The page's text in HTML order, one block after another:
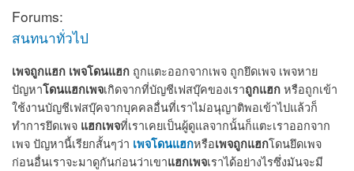
Forums:
สนทนาทั่วไป
เพจถูกแฮก เพจโดนแฮก ถูกแตะออกจากเพจ ถูกยึดเพจ เพจหาย
ปัญหาโดนแฮกเพจเกิดจากที่บัญชีเฟสบุ๊คของเราถูกแฮก หรือถูกเข้า
ใช้งานบัญชีเฟสบุ๊คจากบุคคลอื่นที่เราไม่อนุญาติพอเข้าไปแล้วก็
ทำการยึดเพจ แฮกเพจที่เราเคยเป็นผู้ดูแลจากนั้นก็แตะเราออกจาก
เพจ ปัญหานี้เรียกสั้นๆว่า เพจโดนแฮกหรือเพจถูกแฮกโดนยึดเพจ
ก่อนอื่นเราจะมาดูกันก่อนว่าเขาแฮกเพจเราได้อย่างไรซึ่งมันจะมี